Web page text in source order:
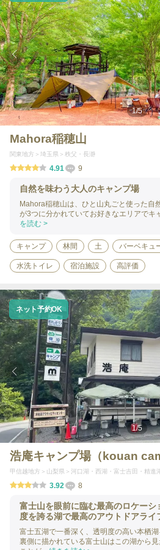
1/5
Mahora稲穂山
関東地方 埼玉県 秩父・長瀞
4.91 9
自然を味わう大人のキャンプ場
Mahora稲穂山は、ひと山丸ごと使った自
が3つに分かれていてお好きなエリアでキ
を読む >
キャンプ 林間 土 バーベキュ
水洗トイレ 宿泊施設 高評価
1/5
ネット予約OK
浩庵キャンプ場（kouan
甲信越地方 山梨県 河口湖・西湖・富士吉田・精進
3.92 8
富士山を眼前に臨む最高のロケーシ
度を誇る湖で最高のアウトドアライ
富士五湖で一番深く、透明度の高い本栖
裏側に描かれている富士山はこの湖から